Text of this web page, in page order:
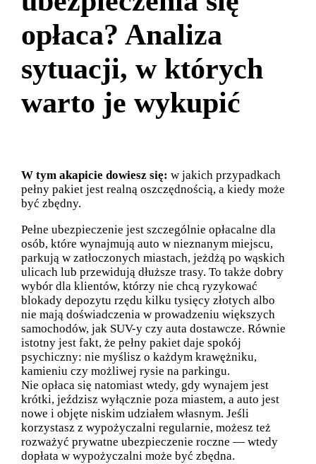
opłaca? Analiza
sytuacji, w których
warto je wykupić
W tym akapicie dowiesz się: w jakich przypadkach
pełny pakiet jest realną oszczędnością, a kiedy może
być zbędny.
Pełne ubezpieczenie jest szczególnie opłacalne dla
osób, które wynajmują auto w nieznanym miejscu,
parkują w zatłoczonych miastach, jeżdżą po wąskich
ulicach lub przewidują dłuższe trasy. To także dobry
wybór dla klientów, którzy nie chcą ryzykować
blokady depozytu rzędu kilku tysięcy złotych albo
nie mają doświadczenia w prowadzeniu większych
samochodów, jak SUV-y czy auta dostawcze. Równie
istotny jest fakt, że pełny pakiet daje spokój
psychiczny: nie myślisz o każdym krawężniku,
kamieniu czy możliwej rysie na parkingu.
Nie opłaca się natomiast wtedy, gdy wynajem jest
krótki, jeździsz wyłącznie poza miastem, a auto jest
nowe i objęte niskim udziałem własnym. Jeśli
korzystasz z wypożyczalni regularnie, możesz też
rozważyć prywatne ubezpieczenie roczne — wtedy
dopłata w wypożyczalni może być zbędna.